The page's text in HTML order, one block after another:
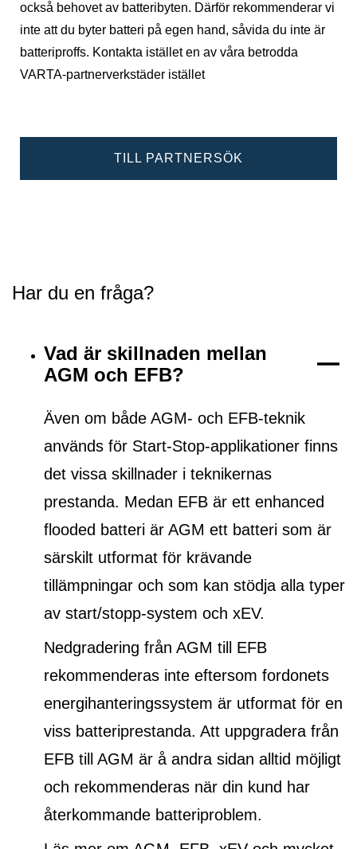
också behovet av batteribyten. Därför rekommenderar vi
inte att du byter batteri på egen hand, såvida du inte är
batteriproffs. Kontakta istället en av våra betrodda
VARTA-partnerverkstäder istället
TILL PARTNERSÖK
Har du en fråga?
Vad är skillnaden mellan
AGM och EFB?
Även om både AGM- och EFB-teknik
används för Start-Stop-applikationer finns
det vissa skillnader i teknikernas
prestanda. Medan EFB är ett enhanced
flooded batteri är AGM ett batteri som är
särskilt utformat för krävande
tillämpningar och som kan stödja alla typer
av start/stopp-system och xEV.
Nedgradering från AGM till EFB
rekommenderas inte eftersom fordonets
energihanteringssystem är utformat för en
viss batteriprestanda. Att uppgradera från
EFB till AGM är å andra sidan alltid möjligt
och rekommenderas när din kund har
återkommande batteriproblem.